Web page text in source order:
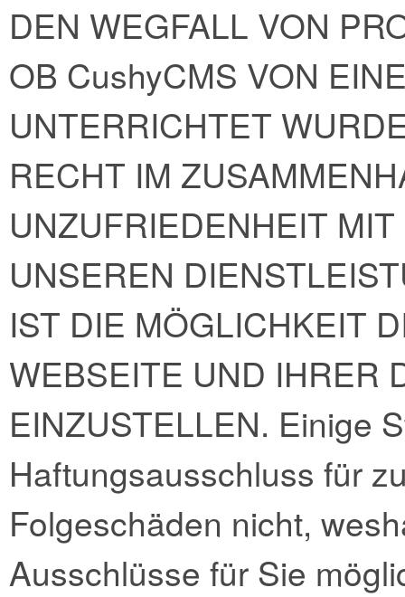
DEN WEGFALL VON
OB CushyCMS VON
UNTERRICHTET
RECHT IM
UNZUFRIEDENHEIT
UNSEREN
IST DIE MÖGLICHKEIT
WEBSEITE UND IHRER
EINZUSTELLEN. Einige
Haftungsausschluss für
Folgeschäden nicht,
Ausschlüsse für Sie